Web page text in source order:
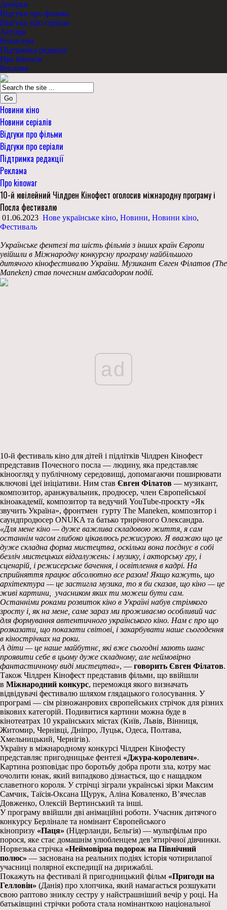
Добірки
Відгуки про фільми
Відгуки про серіали
Актори
Режисери
Підтримка редакції
Про kinowar
Реклама
Go
Новини кіно
Новини серіалів
Відгуки про фільми
Відгуки про серіали
Підтримка редакції
Реклама
Про kinowar
10-й ювілейний Чілдрен Кінофест оголосив міжнародну програму і
Посла фестивалю
01.06.2023 Нове українське кіно, Новини, Новини кіно,
Фестиваль
Українське фентезі та шість фільмів з інших країн Європи
увійшли в Міжнародну конкурсну програму найбільшого
дитячого кінофестивалю України. Музикант Євген Філатов (The
Maneken) став почесним амбасадором події.
ad
10-й фестиваль кіно для дітей і підлітків Чілдрен Кінофест
представив Почесного посла — людину, яка представляє
кіноогляд у публічному середовищі, допомагаючи поширювати
ключові ідеї ініціативи. Ним став Євген Філатов — музикант,
композитор, аранжувальник, продюсер, член Європейської
кіноакадемії, композитор та ведучий YouTube-проєкту «Як
звучить Україна», фронтмен гурту The Maneken, композитор і
саундпродюсер ONUKA та батько трирічного Олександра.
«Для мене кіно — дуже важлива складовою життя, я сам
останнім часом глибоко цікавлюсь режисурою. Я вважаю що це
дуже складна форма мистецтва, оскільки вона поєднує в собі
безліч мистецьких відгалужень: і музику, і акторську гру, і
сценарій, і режисерське бачення, і освітлення в кадрі. На
сприйняття працює абсолютно все разом! Якщо кажуть, що
архітектура — це застигла музика, то я би сказав, що кіно — це
живі картини, учасником яких ти можеш бути сам.
Останніми роками розвиток кіно в Україні набув стрімкого
зросту і, як на мене, саме зараз ми проживаємо особливий час
для формування автентичного українського кіно. Нам є про що
розказати, що показати світові, і закарбувати наше сьогодення
в кінострічках на роки.
А діти — це наше майбутнє, які вже сьогодні мають шанс
проявити себе в цьому дуже складному, але неймовірно
фантастичному виді мистецтва», — говорить Євген Філатов.
Також Чілдрен Кінофест представив фільми, що ввійшли
в Міжнародний конкурс, переможця якого визначать
відвідувачі фестивалю шляхом глядацького голосування. У
програмі — сім різножанрових європейських стрічок для різних
вікових категорій. Подивитися картини можна буде в
кінотеатрах 10 українських містах (Київ, Львів, Вінниця,
Житомир, Чернівці, Дніпро, Луцьк, Одеса, Полтава,
Хмельницький, Чернігів).
Україну в міжнародному конкурсі Чілдрен Кінофесту
представляє пригодницьке фентезі «Джура-королевич».
Картина розповідає про боротьбу добра проти зла, котру має
очолити юнак, який випадково дізнається, що є нащадком
славетного короля. У стрічці зіграли українські зірки Максим
Самчик, Таїсія-Оксана Щурук, Аліна Коваленко, В’ячеслав
Довженко, Олексій Вертинський та інші.
У програму ввійшли дві анімаційні роботи. Учасник дитячого
конкурсу Берлінале та номінант Європейського
кінопризу «Паця» (Нідерланди, Бельгія) — мультфільм про
порося, яке стає домашнім улюбленцем дев’ятирічної дівчинки.
Норвезька стрічка «Неймовірна подорож на Північний
полюс» — заснована на реальних подіях історія чотирилапої
учасниці полярної експедиції на дирижаблі.
Покажуть на фестивалі й пригодницький фільм «Пригоди на
Гелловін» (Данія) про хлопчика, який намагається розшукати
свою раптово зниклу сестру у найстрашніший вечір у році. На
батьківщині стрічки робота стала номінанткою національної